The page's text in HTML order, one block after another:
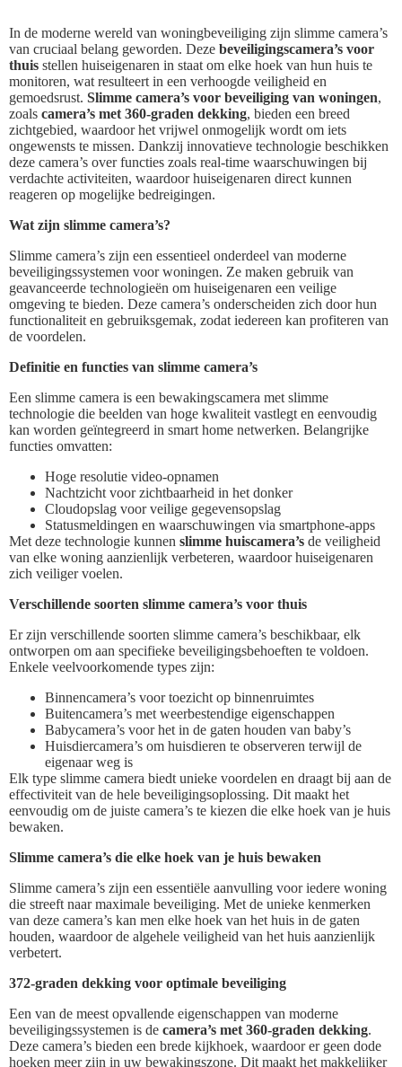
In de moderne wereld van woningbeveiliging zijn slimme camera’s
van cruciaal belang geworden. Deze beveiligingscamera’s voor
thuis stellen huiseigenaren in staat om elke hoek van hun huis te
monitoren, wat resulteert in een verhoogde veiligheid en
gemoedsrust. Slimme camera’s voor beveiliging van woningen,
zoals camera’s met 360-graden dekking, bieden een breed
zichtgebied, waardoor het vrijwel onmogelijk wordt om iets
ongewensts te missen. Dankzij innovatieve technologie beschikken
deze camera’s over functies zoals real-time waarschuwingen bij
verdachte activiteiten, waardoor huiseigenaren direct kunnen
reageren op mogelijke bedreigingen.
Wat zijn slimme camera’s?
Slimme camera’s zijn een essentieel onderdeel van moderne
beveiligingssystemen voor woningen. Ze maken gebruik van
geavanceerde technologieën om huiseigenaren een veilige
omgeving te bieden. Deze camera’s onderscheiden zich door hun
functionaliteit en gebruiksgemak, zodat iedereen kan profiteren van
de voordelen.
Definitie en functies van slimme camera’s
Een slimme camera is een bewakingscamera met slimme
technologie die beelden van hoge kwaliteit vastlegt en eenvoudig
kan worden geïntegreerd in smart home netwerken. Belangrijke
functies omvatten:
Hoge resolutie video-opnamen
Nachtzicht voor zichtbaarheid in het donker
Cloudopslag voor veilige gegevensopslag
Statusmeldingen en waarschuwingen via smartphone-apps
Met deze technologie kunnen slimme huiscamera’s de veiligheid
van elke woning aanzienlijk verbeteren, waardoor huiseigenaren
zich veiliger voelen.
Verschillende soorten slimme camera’s voor thuis
Er zijn verschillende soorten slimme camera’s beschikbaar, elk
ontworpen om aan specifieke beveiligingsbehoeften te voldoen.
Enkele veelvoorkomende types zijn:
Binnencamera’s voor toezicht op binnenruimtes
Buitencamera’s met weerbestendige eigenschappen
Babycamera’s voor het in de gaten houden van baby’s
Huisdiercamera’s om huisdieren te observeren terwijl de
eigenaar weg is
Elk type slimme camera biedt unieke voordelen en draagt bij aan de
effectiviteit van de hele beveiligingsoplossing. Dit maakt het
eenvoudig om de juiste camera’s te kiezen die elke hoek van je huis
bewaken.
Slimme camera’s die elke hoek van je huis bewaken
Slimme camera’s zijn een essentiële aanvulling voor iedere woning
die streeft naar maximale beveiliging. Met de unieke kenmerken
van deze camera’s kan men elke hoek van het huis in de gaten
houden, waardoor de algehele veiligheid van het huis aanzienlijk
verbetert.
372-graden dekking voor optimale beveiliging
Een van de meest opvallende eigenschappen van moderne
beveiligingssystemen is de camera’s met 360-graden dekking.
Deze camera’s bieden een brede kijkhoek, waardoor er geen dode
hoeken meer zijn in uw bewakingszone. Dit maakt het makkelijker